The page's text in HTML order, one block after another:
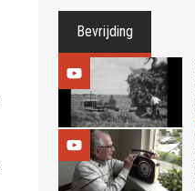
Bevrijding